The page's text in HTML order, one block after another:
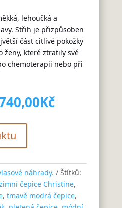
lehoučká a
Střih je přizpůsoben
část citlivé pokožky
ženy, které ztratily své
chemoterapii nebo při
cena
KčAktuální
cena
náhrady.
Štítků:
čepice Christine,
, tmavě modrá čepice,